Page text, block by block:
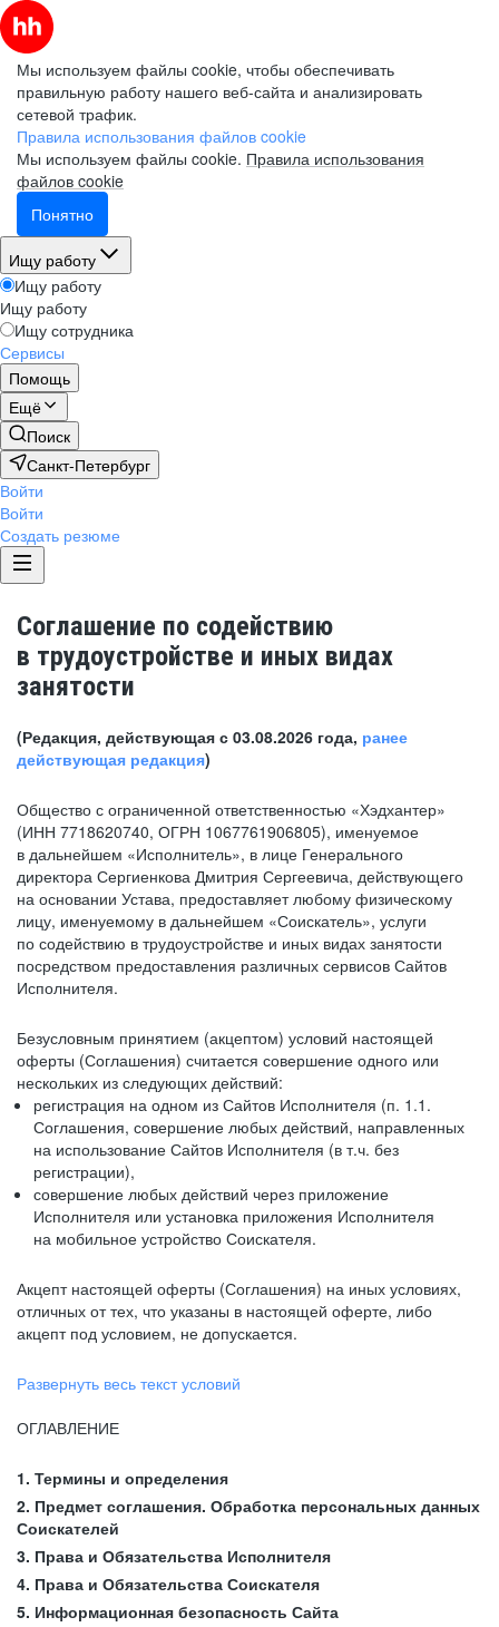
Мы используем файлы cookie, чтобы обеспечивать
правильную работу нашего веб-сайта и анализировать
сетевой трафик.
Правила использования файлов cookie
Мы используем файлы cookie. Правила использования
файлов cookie
Понятно
Ищу работу
Ищу работу
Ищу работу
Ищу сотрудника
Сервисы
Помощь
Ещё
Поиск
Санкт-Петербург
Войти
Войти
Создать резюме
Соглашение по содействию
в трудоустройстве и иных видах
занятости
(Редакция, действующая с 03.08.2026 года, ранее
действующая редакция)
Общество с ограниченной ответственностью «Хэдхантер»
(ИНН 7718620740, ОГРН 1067761906805), именуемое
в дальнейшем «Исполнитель», в лице Генерального
директора Сергиенкова Дмитрия Сергеевича, действующего
на основании Устава, предоставляет любому физическому
лицу, именуемому в дальнейшем «Соискатель», услуги
по содействию в трудоустройстве и иных видах занятости
посредством предоставления различных сервисов Сайтов
Исполнителя.
Безусловным принятием (акцептом) условий настоящей
оферты (Соглашения) считается совершение одного или
нескольких из следующих действий:
регистрация на одном из Сайтов Исполнителя (п. 1.1.
Соглашения, совершение любых действий, направленных
на использование Сайтов Исполнителя (в т.ч. без
регистрации),
совершение любых действий через приложение
Исполнителя или установка приложения Исполнителя
на мобильное устройство Соискателя.
Акцепт настоящей оферты (Соглашения) на иных условиях,
отличных от тех, что указаны в настоящей оферте, либо
акцепт под условием, не допускается.
Развернуть весь текст условий
ОГЛАВЛЕНИЕ
1. Термины и определения
2. Предмет соглашения. Обработка персональных данных
Соискателей
3. Права и Обязательства Исполнителя
4. Права и Обязательства Соискателя
5. Информационная безопасность Сайта